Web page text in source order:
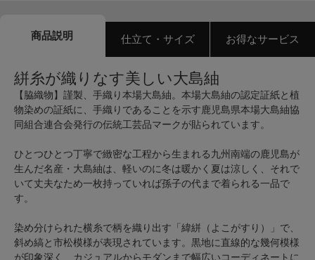
商品説明 仕立て・サイズ お得なサービス
絣糸が織りなす美しい大島紬
【脇織物】謹製、手織り本場大島紬。本場大島紬の認定証紙と植
物染めの証紙に、手織りであることを示す鹿児島県本場大島紬協
同組合連合会発行の伝統工芸品マークが貼られています。
ひとつひとつ丁寧で緻密な工程から生まれる九州南端の鹿児島が
生んだ名産・大島紬は、軽いのに冬は暖かく夏は涼しく、それで
いて丈夫なため一枚持っていれば孫子の代まで着られる一品で
す。
染め分けられた横糸で柄を織り出す「緯絣（よこがすり）」で、
斜め縞と市松模様が表現されています。黒地に直線的な幾何模様
が印象深く、カジュアルからモダンまで幅広いコーディネートに